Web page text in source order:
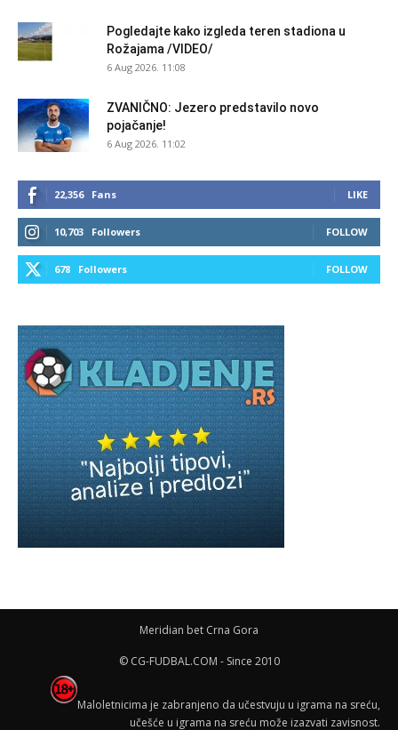
Pogledajte kako izgleda teren stadiona u
Rožajama /VIDEO/
6 Aug 2026. 11:08
ZVANIČNO: Jezero predstavilo novo
pojačanje!
6 Aug 2026. 11:02
22,356 Fans LIKE
10,703 Followers FOLLOW
678 Followers FOLLOW
Meridian bet Crna Gora
© CG-FUDBAL.COM - Since 2010
Maloletnicima je zabranjeno da učestvuju u igrama na sreću,
učešće u igrama na sreću može izazvati zavisnost.